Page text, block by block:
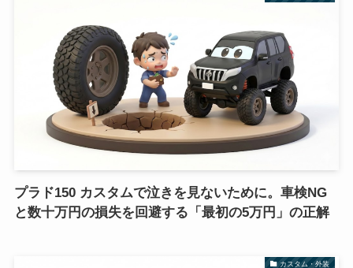
プラド150 カスタムで泣きを見ないために。車検NG
と数十万円の損失を回避する「最初の5万円」の正解
カスタム・外装